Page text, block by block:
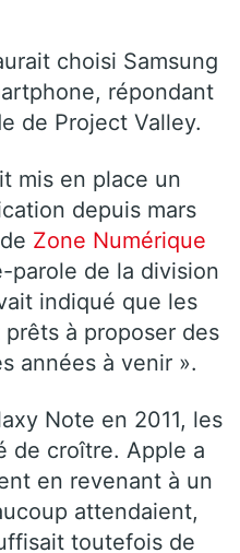
choisi Samsung
répondant
de Project Valley.
mis en place un
depuis mars
Zone Numérique
parole de la division
indiqué que les
à proposer des
années à venir ».
Note en 2011, les
de croître. Apple a
en revenant à un
attendaient,
toutefois de